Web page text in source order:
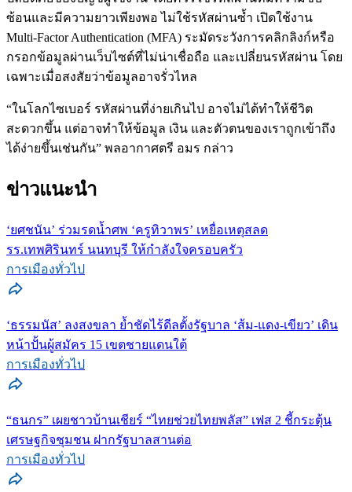
ซ้อนและมีความยาวเพียงพอ ไม่ใช้รหัสผ่านซ้ำ เปิดใช้งาน
Multi-Factor Authentication (MFA) ระมัดระวังการคลิกลิงก์หรือ
กรอกข้อมูลผ่านเว็บไซต์ที่ไม่น่าเชื่อถือ และเปลี่ยนรหัสผ่าน โดย
เฉพาะเมื่อสงสัยว่าข้อมูลอาจรั่วไหล
“ในโลกไซเบอร์ รหัสผ่านที่ง่ายเกินไป อาจไม่ได้ทำให้ชีวิต
สะดวกขึ้น แต่อาจทำให้ข้อมูล เงิน และตัวตนของเราถูกเข้าถึง
ได้ง่ายขึ้นเช่นกัน” พลอากาศตรี อมร กล่าว
ข่าวแนะนำ
‘ยศชนัน’ ร่วมรดน้ำศพ ‘ครูทิวาพร’ เหยื่อเหตุสลด
รร.เทพศิรินทร์ นนทบุรี ให้กำลังใจครอบครัว
การเมืองทั่วไป
‘ธรรมนัส’ ลงสงขลา ย้ำชัดไร้ดีลตั้งรัฐบาล ‘ส้ม-แดง-เขียว’ เดิน
หน้าปั้นผู้สมัคร 15 เขตชายแดนใต้
การเมืองทั่วไป
“ธนกร” เผยชาวบ้านเชียร์ “ไทยช่วยไทยพลัส” เฟส 2 ชี้กระตุ้น
เศรษฐกิจชุมชน ฝากรัฐบาลสานต่อ
การเมืองทั่วไป